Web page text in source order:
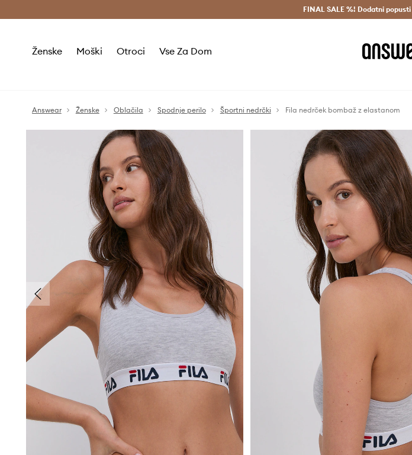
Dostava v 3 dneh > Prihrani
FINAL SALE %! Dodatni
Ženske Moški Otroci Vse Za Dom
Answear Ženske Oblačila Spodnje perilo Športni nedrčki Fila nedrček bombaž z elastanom